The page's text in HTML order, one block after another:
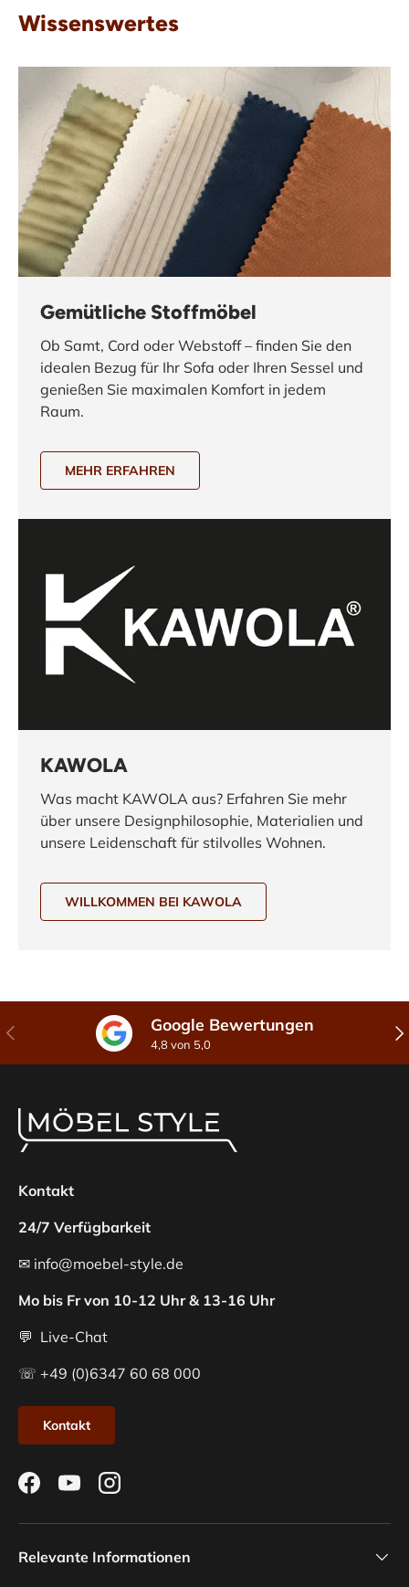
Wissenswertes
Gemütliche Stoffmöbel
Ob Samt, Cord oder Webstoff – finden Sie den
idealen Bezug für Ihr Sofa oder Ihren Sessel und
genießen Sie maximalen Komfort in jedem
Raum.
MEHR ERFAHREN
KAWOLA
Was macht KAWOLA aus? Erfahren Sie mehr
über unsere Designphilosophie, Materialien und
unsere Leidenschaft für stilvolles Wohnen.
WILLKOMMEN BEI KAWOLA
Vorherige Google Bewertungen
4,8 von 5,0
Kontakt
24/7 Verfügbarkeit
✉ info@moebel-style.de
Mo bis Fr von 10-12 Uhr & 13-16 Uhr
💬 Live-Chat
☏ +49 (0)6347 60 68 000
Kontakt
FacebookYouTubeInstagram
Relevante Informationen